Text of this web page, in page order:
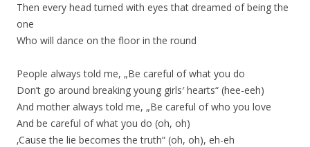
Then every head turned with eyes that dreamed of being the
one
Who will dance on the floor in the round
People always told me, „Be careful of what you do
Don’t go around breaking young girls′ hearts“ (hee-eeh)
And mother always told me, „Be careful of who you love
And be careful of what you do (oh, oh)
‚Cause the lie becomes the truth“ (oh, oh), eh-eh